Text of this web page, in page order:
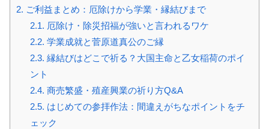
2. ご利益まとめ：厄除けから学業・縁結びまで
2.1. 厄除け・除災招福が強いと言われるワケ
2.2. 学業成就と菅原道真公のご縁
2.3. 縁結びはどこで祈る？大国主命と乙女稲荷のポイ
ント
2.4. 商売繁盛・殖産興業の祈り方Q&A
2.5. はじめての参拝作法：間違えがちなポイントをチ
ェック